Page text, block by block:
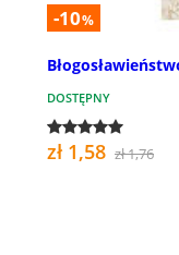
-10%
DOSTĘPNY
zł 1,58 zł 1,76